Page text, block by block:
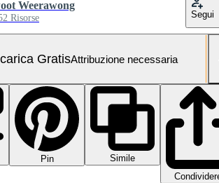
Weerawong
Risorse Segui
GratisAttribuzione necessaria
Pin
Simile